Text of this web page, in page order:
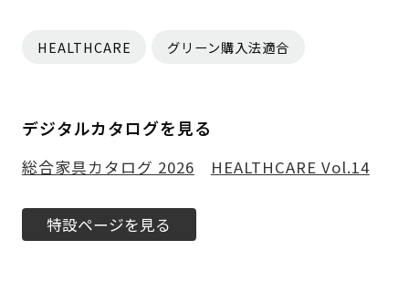
HEALTHCARE グリーン購入法適合
デジタルカタログを見る
総合家具カタログ 2026 HEALTHCARE Vol.14
特設ページを見る